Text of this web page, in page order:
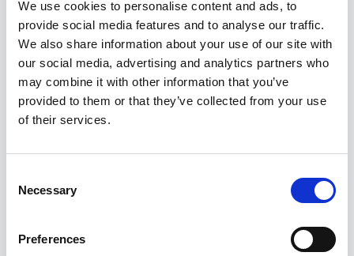
We use cookies to personalise content and ads, to
provide social media features and to analyse our traffic.
We also share information about your use of our site with
our social media, advertising and analytics partners who
may combine it with other information that you’ve
provided to them or that they’ve collected from your use
of their services.
Selection
Necessary
Preferences